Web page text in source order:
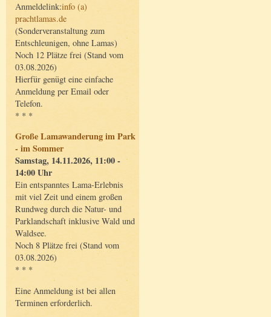
Anmeldelink:info (a)
prachtlamas.de
(Sonderveranstaltung zum
Entschleunigen, ohne Lamas)
Noch 12 Plätze frei (Stand vom
03.08.2026)
Hierfür genügt eine einfache
Anmeldung per Email oder
Telefon.
* * *
Große Lamawanderung im Park
- im Sommer
Samstag, 14.11.2026, 11:00 -
14:00 Uhr
Ein entspanntes Lama-Erlebnis
mit viel Zeit und einem großen
Rundweg durch die Natur- und
Parklandschaft inklusive Wald und
Waldsee.
Noch 8 Plätze frei (Stand vom
03.08.2026)
* * *
Eine Anmeldung ist bei allen
Terminen erforderlich.